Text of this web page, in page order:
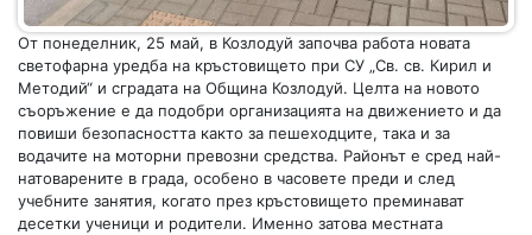
От понеделник, 25 май, в Козлодуй започва работа новата
светофарна уредба на кръстовището при СУ „Св. св. Кирил и
Методий“ и сградата на Община Козлодуй. Целта на новото
съоръжение е да подобри организацията на движението и да
повиши безопасността както за пешеходците, така и за
водачите на моторни превозни средства. Районът е сред най-
натоварените в града, особено в часовете преди и след
учебните занятия, когато през кръстовището преминават
десетки ученици и родители. Именно затова местната